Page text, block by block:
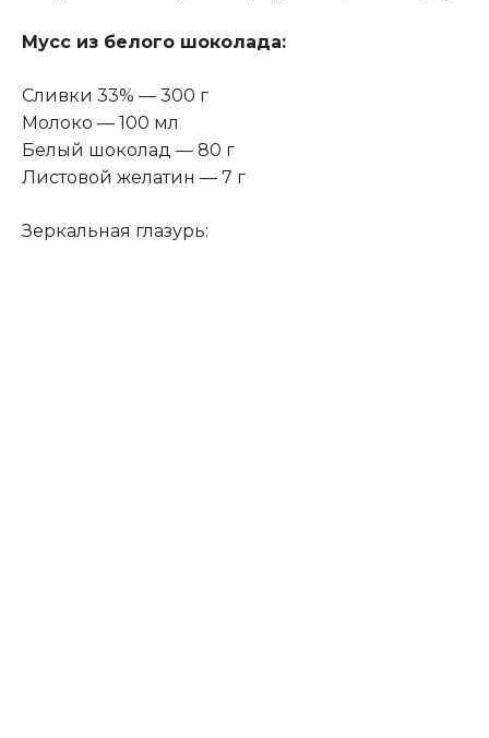
Мусс из белого шоколада:
Сливки 33% — 300 г
Молоко — 100 мл
Белый шоколад — 80 г
Листовой желатин — 7 г
Зеркальная глазурь: